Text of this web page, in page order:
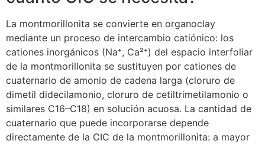
La montmorillonita se convierte en organoclay
mediante un proceso de intercambio catiónico: los
cationes inorgánicos (Na⁺, Ca²⁺) del espacio interfoliar
de la montmorillonita se sustituyen por cationes de
cuaternario de amonio de cadena larga (cloruro de
dimetil didecilamonio, cloruro de cetiltrimetilamonio o
similares C16–C18) en solución acuosa. La cantidad de
cuaternario que puede incorporarse depende
directamente de la CIC de la montmorillonita: a mayor